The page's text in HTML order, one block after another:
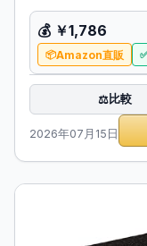
💰 ￥1,786
Amazon直販
⚖️比較
2026年07月15日